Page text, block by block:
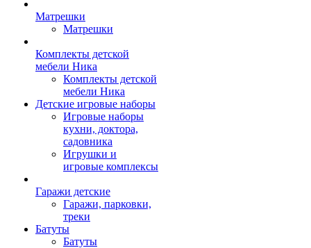
Матрешки
Матрешки
Комплекты детской
мебели Ника
Комплекты детской
мебели Ника
Детские игровые наборы
Игровые наборы
кухни, доктора,
садовника
Игрушки и
игровые комплексы
Гаражи детские
Гаражи, парковки,
треки
Батуты
Батуты